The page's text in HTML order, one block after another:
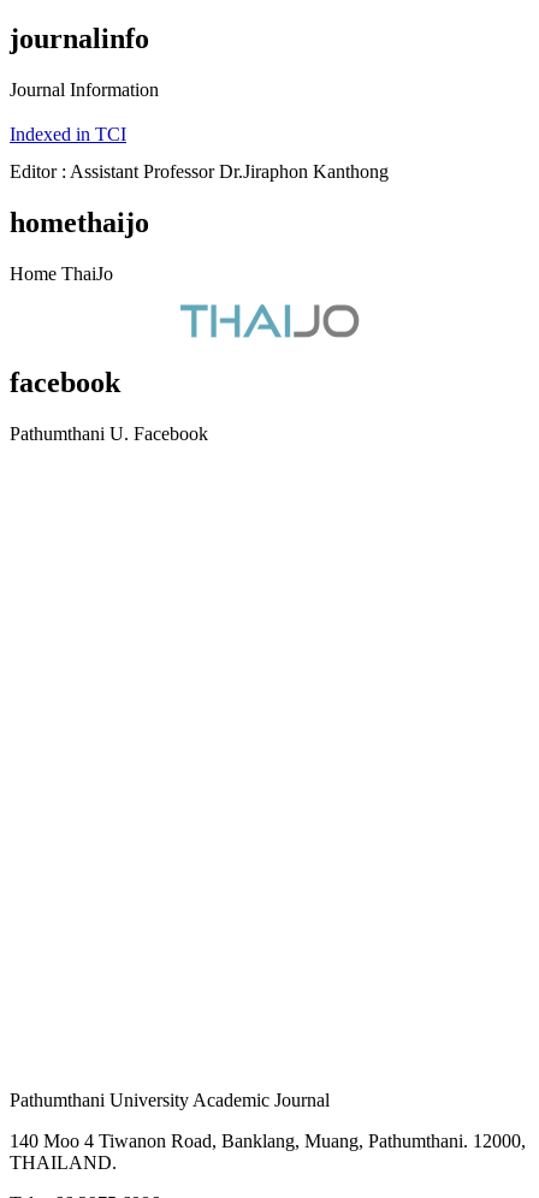
journalinfo
Journal Information
Indexed in TCI
Editor : Assistant Professor Dr.Jiraphon Kanthong
homethaijo
Home ThaiJo
facebook
Pathumthani U. Facebook
Pathumthani University Academic Journal
140 Moo 4 Tiwanon Road, Banklang, Muang, Pathumthani. 12000,
THAILAND.